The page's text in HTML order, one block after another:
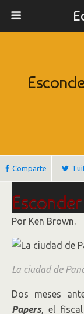
Comparte
negocio
Por Ken Brown.
La ciudad de
Dos meses
Papers, el